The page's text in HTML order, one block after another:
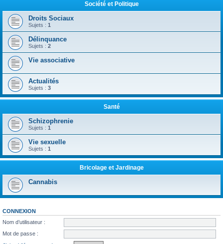
Société et Politique
Droits Sociaux
Sujets : 1
Délinquance
Sujets : 2
Vie associative
Actualités
Sujets : 3
Santé
Schizophrenie
Sujets : 1
Vie sexuelle
Sujets : 1
Bricolage et Jardinage
Cannabis
CONNEXION
Nom d’utilisateur :
Mot de passe :